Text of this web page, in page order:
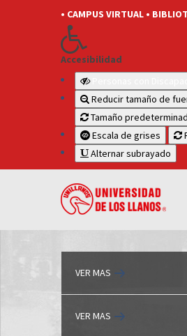
• CAMPUS VIRTUAL •
Accesibilidad
Reducir tamaño de
Tamaño
Escala de grises
Alternar subrayado
VER MAS
VER MAS